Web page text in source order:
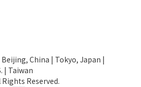
Beijing, China | Tokyo, Japan |
| Taiwan
Reserved.